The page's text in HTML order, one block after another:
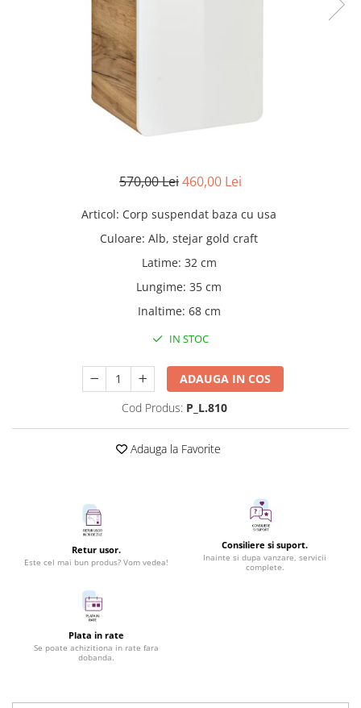
Oferte speciale
570,00 Lei460,00 Lei
Articol: Corp suspendat baza cu usa
Culoare: Alb, stejar gold craft
Latime: 32 cm
Lungime: 35 cm
Inaltime: 68 cm
IN STOC
ADAUGA IN COS
Cod Produs: P_L.810
Adauga la Favorite
Retur usor.
Este cel mai bun produs? Vom vedea!
Consiliere si suport.
Inainte si dupa vanzare, servicii
complete.
Plata in rate
Se poate achizitiona in rate fara
dobanda.